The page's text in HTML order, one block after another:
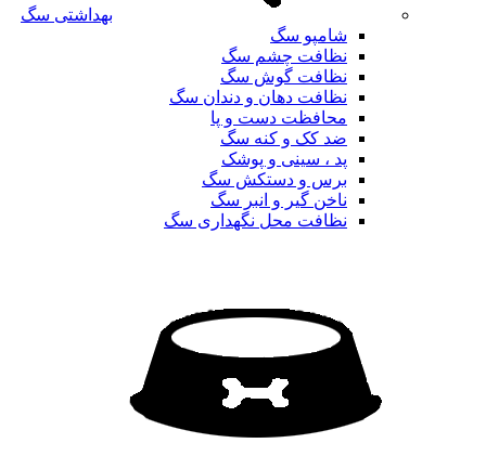
بهداشتی سگ
شامپو سگ
نظافت چشم سگ
نظافت گوش سگ
نظافت دهان و دندان سگ
محافظت دست و پا
ضد کک و کنه سگ
پد ، سینی و پوشک
برس و دستکش سگ
ناخن گیر و انبر سگ
نظافت محل نگهداری سگ